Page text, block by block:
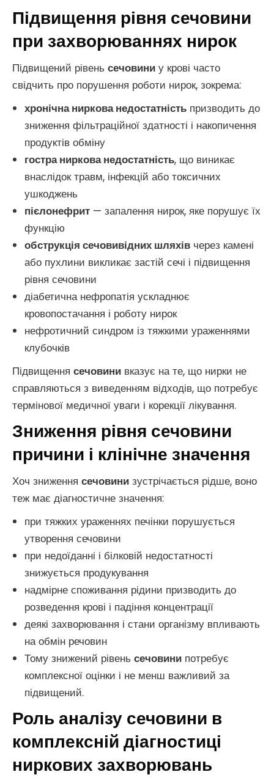
Підвищення рівня сечовини
при захворюваннях нирок
Підвищений рівень сечовини у крові часто
свідчить про порушення роботи нирок, зокрема:
хронічна ниркова недостатність призводить до
зниження фільтраційної здатності і накопичення
продуктів обміну
гостра ниркова недостатність, що виникає
внаслідок травм, інфекцій або токсичних
ушкоджень
пієлонефрит — запалення нирок, яке порушує їх
функцію
обструкція сечовивідних шляхів через камені
або пухлини викликає застій сечі і підвищення
рівня сечовини
діабетична нефропатія ускладнює
кровопостачання і роботу нирок
нефротичний синдром із тяжкими ураженнями
клубочків
Підвищення сечовини вказує на те, що нирки не
справляються з виведенням відходів, що потребує
термінової медичної уваги і корекції лікування.
Зниження рівня сечовини
причини і клінічне значення
Хоч зниження сечовини зустрічається рідше, воно
теж має діагностичне значення:
при тяжких ураженнях печінки порушується
утворення сечовини
при недоїданні і білковій недостатності
знижується продукування
надмірне споживання рідини призводить до
розведення крові і падіння концентрації
деякі захворювання і стани організму впливають
на обмін речовин
Тому знижений рівень сечовини потребує
комплексної оцінки і не менш важливий за
підвищений.
Роль аналізу сечовини в
комплексній діагностиці
ниркових захворювань